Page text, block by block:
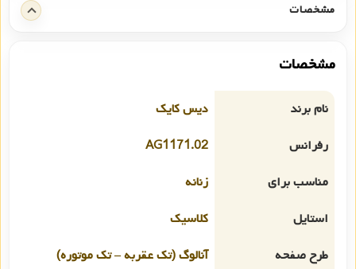
مشخصات
مشخصات
نام برند
دیس کایک
رفرانس
AG1171.02
مناسب برای
زنانه
استایل
کلاسیک
طرح صفحه
آنالوگ (تک عقربه – تک موتوره)